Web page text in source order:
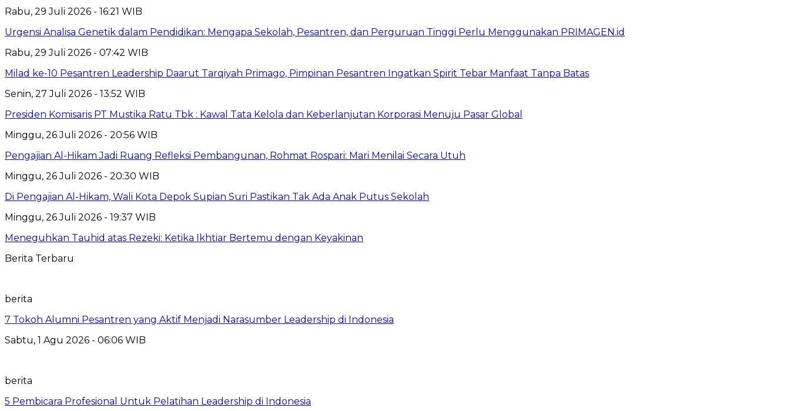
Rabu, 29 Juli 2026 - 16:21 WIB
Urgensi Analisa Genetik dalam Pendidikan: Mengapa Sekolah, Pesantren, dan Perguruan Tinggi Perlu Menggunakan PRIMAGEN.id
Rabu, 29 Juli 2026 - 07:42 WIB
Milad ke-10 Pesantren Leadership Daarut Tarqiyah Primago, Pimpinan Pesantren Ingatkan Spirit Tebar Manfaat Tanpa Batas
Senin, 27 Juli 2026 - 13:52 WIB
Presiden Komisaris PT Mustika Ratu Tbk : Kawal Tata Kelola dan Keberlanjutan Korporasi Menuju Pasar Global
Minggu, 26 Juli 2026 - 20:56 WIB
Pengajian Al-Hikam Jadi Ruang Refleksi Pembangunan, Rohmat Rospari: Mari Menilai Secara Utuh
Minggu, 26 Juli 2026 - 20:30 WIB
Di Pengajian Al-Hikam, Wali Kota Depok Supian Suri Pastikan Tak Ada Anak Putus Sekolah
Minggu, 26 Juli 2026 - 19:37 WIB
Meneguhkan Tauhid atas Rezeki: Ketika Ikhtiar Bertemu dengan Keyakinan
Berita Terbaru
berita
7 Tokoh Alumni Pesantren yang Aktif Menjadi Narasumber Leadership di Indonesia
Sabtu, 1 Agu 2026 - 06:06 WIB
berita
5 Pembicara Profesional Untuk Pelatihan Leadership di Indonesia